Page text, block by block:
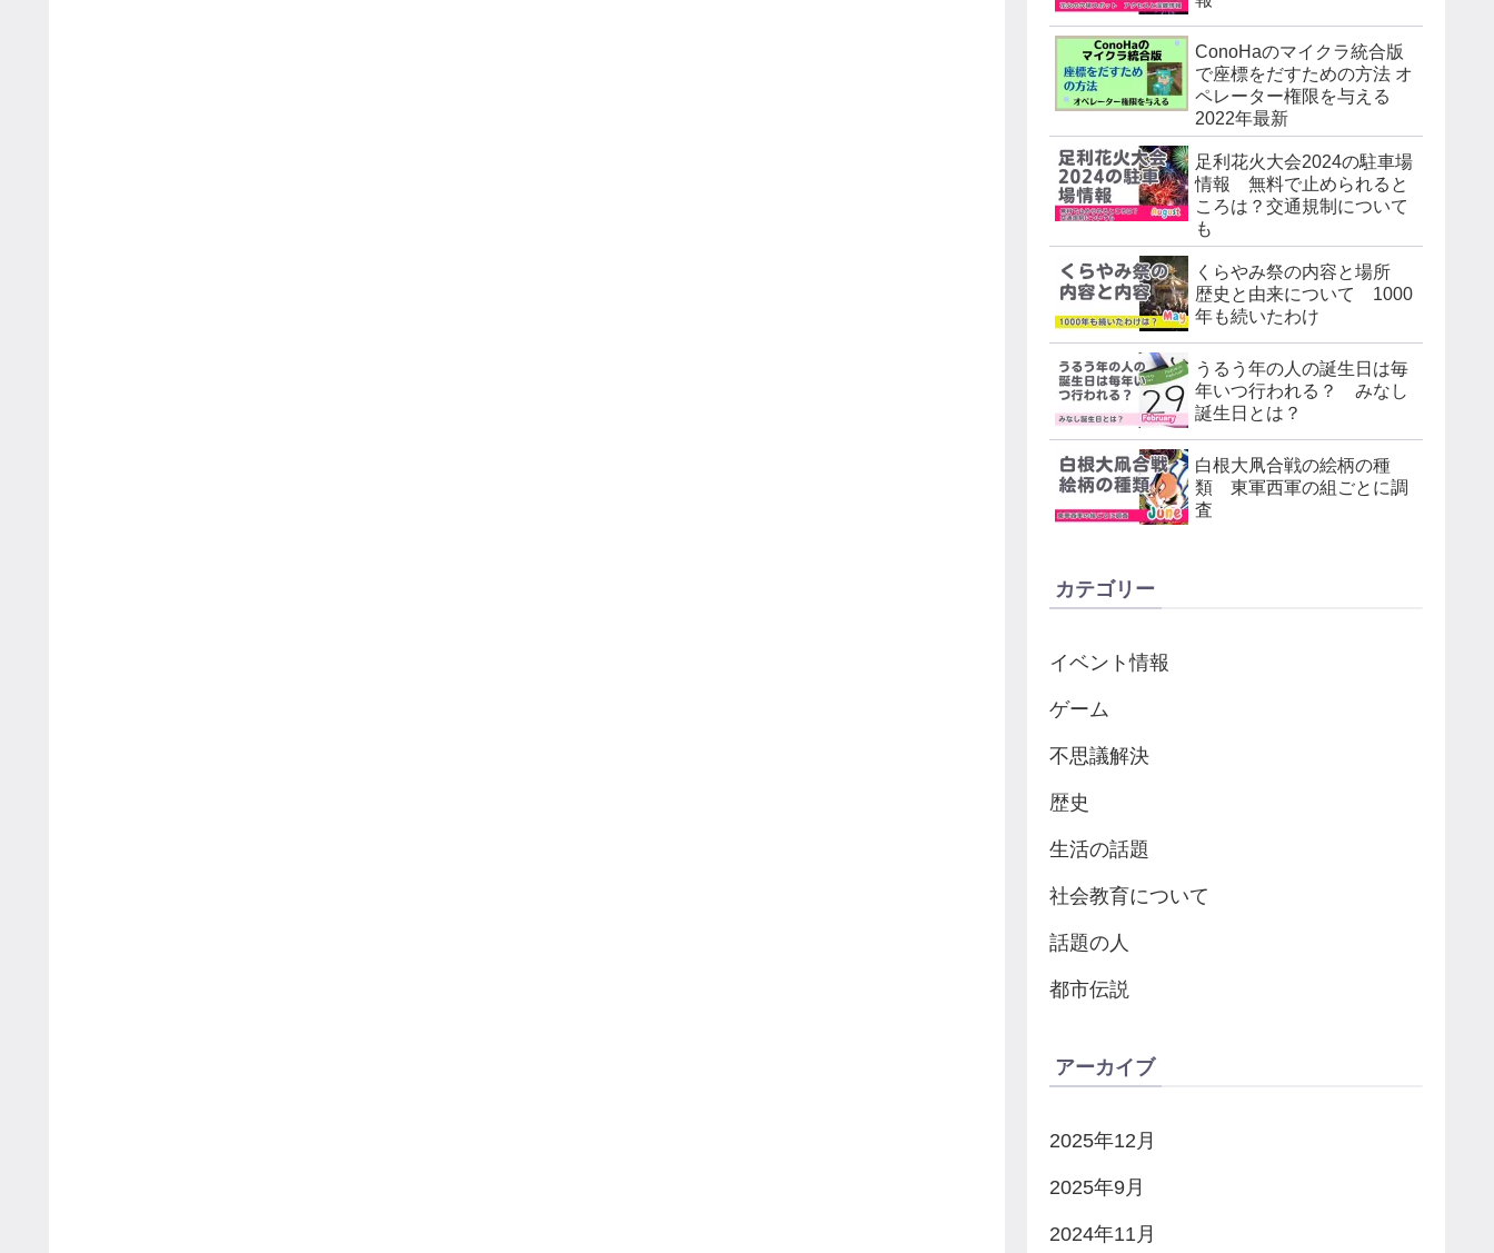
ConoHaのマイクラ統合版
で座標をだすための方法 オ
ペレーター権限を与える
2022年最新
足利花火大会2024の駐車場
情報 無料で止められると
ころは？交通規制について
も
くらやみ祭の内容と場所
歴史と由来について 1000
年も続いたわけ
うるう年の人の誕生日は毎
年いつ行われる？ みなし
誕生日とは？
白根大凧合戦の絵柄の種
類 東軍西軍の組ごとに調
査
カテゴリー
イベント情報
ゲーム
不思議解決
歴史
生活の話題
社会教育について
話題の人
都市伝説
アーカイブ
2025年12月
2025年9月
2024年11月